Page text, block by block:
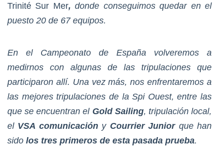
Trinité Sur Mer,donde conseguimos quedar en el
puesto 20 de 67 equipos.
En el Campeonato de España volveremos a
medirnos con algunas de las tripulaciones que
participaron allí. Una vez más, nos enfrentaremos a
las mejores tripulaciones de la Spi Ouest, entre las
que se encuentran el Gold Sailing, tripulación local,
el VSA comunicacióny Courrier Juniorque han
sido los tres primeros de esta pasada prueba.